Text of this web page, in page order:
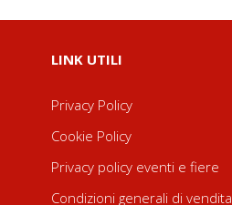
LINK UTILI
Privacy Policy
Cookie Policy
Privacy policy eventi e fiere
Condizioni generali di vendita